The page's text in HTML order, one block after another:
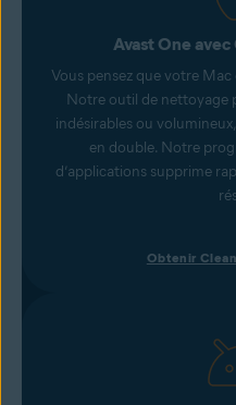
Avast One
Vous pensez que votre
Notre outil de nettoyage
indésirables ou
en double. Notre
d’applications supprime
Obtenir